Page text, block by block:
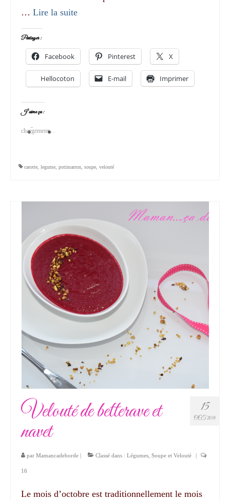
… Lire la suite­­
Partager :
Facebook Pinterest X
Hellocoton E-mail Imprimer
J’aime ça :
chargement…
carotte legume potimarron soupe velouté
15
OCT 2018
Velouté de betterave et
navet
par Mamancadeborde | Classé dans : Légumes Soupe et Velouté |
16
Le mois d’octobre est traditionnellement le mois